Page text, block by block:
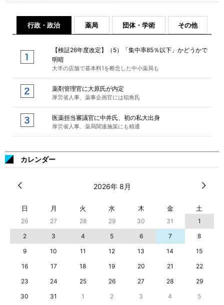
行政・政治 薬局 団体・学術 その他
【検証26年度改定】（5）「集中率85％以下」かどうかで
明暗
大半の店舗で基本料1を断念した中小薬局も
薬剤管理官に大原氏が内定
厚労省人事、薬事企画官には稲角氏
医薬担当審議官に中井氏、初の私大出身
厚労省人事、薬局関連施策にも精通
カレンダー
2026年 8月
日 月 火 水 木 金 土
26 27 28 29 30 31
1
2
3 4 5 6 7
8
9
10 11 12 13 14
15
16
17 18 19 20 21
22
23
24 25 26 27 28
29
30
31 1 2 3 4 5